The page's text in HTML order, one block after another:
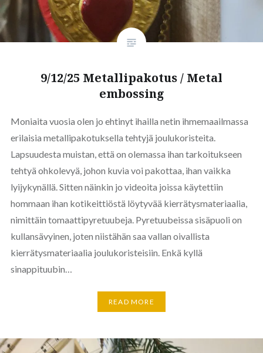
9/12/25 Metallipakotus / Metal
embossing
Moniaita vuosia olen jo ehtinyt ihailla netin ihmemaailmassa
erilaisia metallipakotuksella tehtyjä joulukoristeita.
Lapsuudesta muistan, että on olemassa ihan tarkoitukseen
tehtyä ohkolevyä, johon kuvia voi pakottaa, ihan vaikka
lyijykynällä. Sitten näinkin jo videoita joissa käytettiin
hommaan ihan kotikeittiöstä löytyvää kierrätysmateriaalia,
nimittäin tomaattipyretuubeja. Pyretuubeissa sisäpuoli on
kullansävyinen, joten niistähän saa vallan oivallista
kierrätysmateriaalia joulukoristeisiin. Enkä kyllä
sinappituubin…
READ MORE